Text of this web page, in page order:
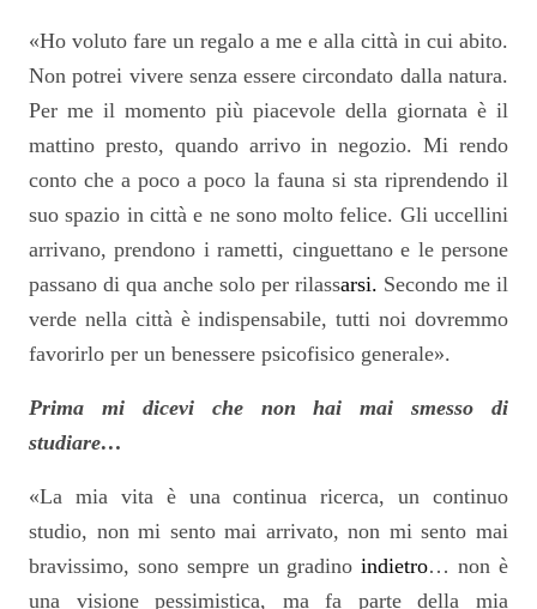
«Ho voluto fare un regalo a me e alla città in cui abito.
Non potrei vivere senza essere circondato dalla natura.
Per me il momento più piacevole della giornata è il
mattino presto, quando arrivo in negozio. Mi rendo
conto che a poco a poco la fauna si sta riprendendo il
suo spazio in città e ne sono molto felice. Gli uccellini
arrivano, prendono i rametti, cinguettano e le persone
passano di qua anche solo per rilassarsi. Secondo me il
verde nella città è indispensabile, tutti noi dovremmo
favorirlo per un benessere psicofisico generale».
Prima mi dicevi che non hai mai smesso di
studiare…
«La mia vita è una continua ricerca, un continuo
studio, non mi sento mai arrivato, non mi sento mai
bravissimo, sono sempre un gradinoindietro… non è
una visione pessimistica, ma fa parte della mia